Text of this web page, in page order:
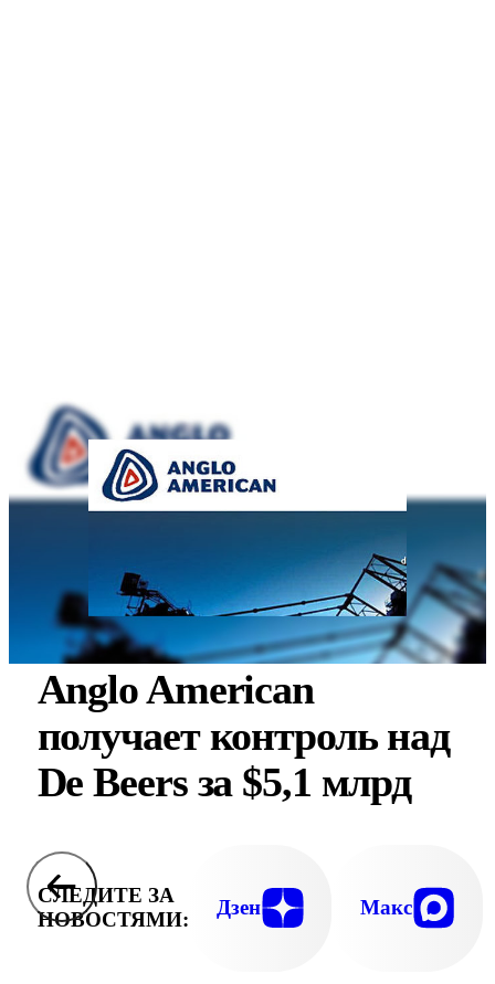
Anglo American
получает контроль над
De Beers за $5,1 млрд
СЛЕДИТЕ ЗА
НОВОСТЯМИ:
Дзен Макс